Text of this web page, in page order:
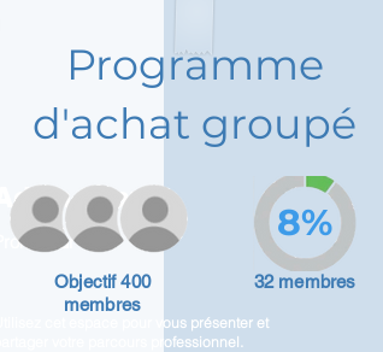
Adam Caar
Promoteur
Utilisez cet espace pour vous présenter et
partager votre parcours professionnel.
Programme
d'achat groupé
Objectif 400
membres
32 membres
8%